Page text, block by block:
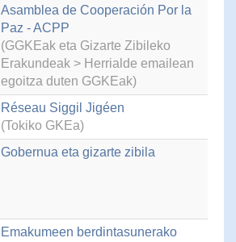
Asamblea de Cooperación Por la
Paz - ACPP
(GGKEak eta Gizarte Zibileko
Erakundeak > Herrialde emailean
egoitza duten GGKEak)
Réseau Siggil Jigéen
(Tokiko GKEa)
Gobernua eta gizarte zibila
Emakumeen berdintasunerako